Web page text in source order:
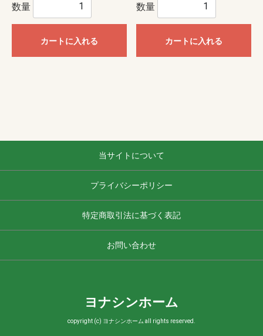
数量
カートに入れる
数量
カートに入れる
当サイトについて
プライバシーポリシー
特定商取引法に基づく表記
お問い合わせ
ヨナシンホーム
copyright (c) ヨナシンホーム all rights reserved.